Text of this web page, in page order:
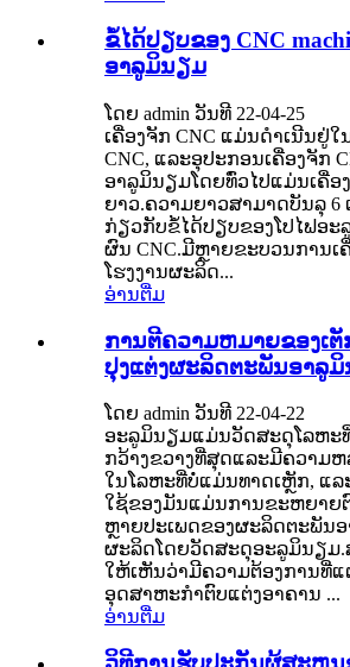
ຂໍ້ໄດ້ປຽບຂອງ CNC
ອາລູມິນຽມ
ໂດຍ admin ວັນທີ 22-04-25
ເຄື່ອງຈັກ CNC ແມ່ນດໍາເນີນຢູ່ໃ
CNC, ແລະອຸປະກອນເຄື່ອງຈັກ
ອາລູມິນຽມໂດຍທົ່ວໄປແມ່ນເຄື່ອງ
ຍາວ.ຄວາມຍາວສາມາດບັນລຸ 6
ກ່ຽວກັບຂໍ້ໄດ້ປຽບຂອງໂປໄຟອ
ຜົນ CNC.ມີຫຼາຍຂະບວນການເ
ໂຮງງານຜະລິດ...
ອ່ານ​ຕື່ມ
ການຕີຄວາມຫມາຍຂອງເຕັ
ປຸງແຕ່ງຜະລິດຕະພັນອາລູ
ໂດຍ admin ວັນທີ 22-04-22
ອະລູມິນຽມແມ່ນວັດສະດຸໂລຫະ
ກວ້າງຂວາງທີ່ສຸດແລະມີຄວາມ
ໃນໂລຫະທີ່ບໍ່ແມ່ນທາດເຫຼັກ, ແລ
ໃຊ້ຂອງມັນແມ່ນການຂະຫຍາຍ
ຫຼາຍປະເພດຂອງຜະລິດຕະພັນ
ຜະລິດໂດຍວັດສະດຸອະລູມິນຽມ.
ໃຫ້ເຫັນວ່າມີຄວາມຕ້ອງການທີ່ແ
ອຸດສາຫະກໍາຕົບແຕ່ງອາຄານ ...
ອ່ານ​ຕື່ມ